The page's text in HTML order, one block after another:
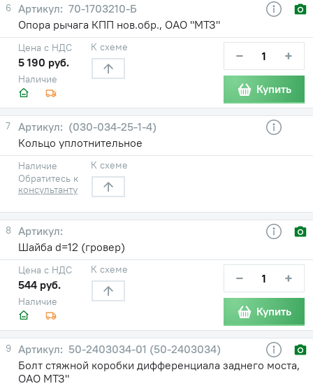
6
70-1703210-Б
Опора рычага КПП нов.обр., ОАО "МТЗ"
Наличие
Цена с НДС
5 190 руб.
К схеме − +
Купить
7
(030-034-25-1-4)
Кольцо уплотнительное
Наличие
Обратитесь к
консультанту
К схеме
8
Шайба d=12 (гровер)
Наличие
Цена с НДС
544 руб.
К схеме − +
Купить
9
50-2403034-01 (50-2403034)
Болт стяжной коробки дифференциала заднего моста,
ОАО МТЗ"